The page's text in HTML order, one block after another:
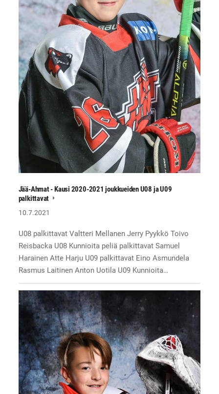
Jää-Ahmat - Kausi 2020-2021 joukkueiden U08 ja U09
palkittavat
10.7.2021
U08 palkittavat Valtteri Mellanen Jerry Pyykkö Toivo
Reisbacka U08 Kunnioita peliä palkittavat Samuel
Harainen Atte Harju U09 palkittavat Eino Asmundela
Rasmus Laitinen Anton Uotila U09 Kunnioita…